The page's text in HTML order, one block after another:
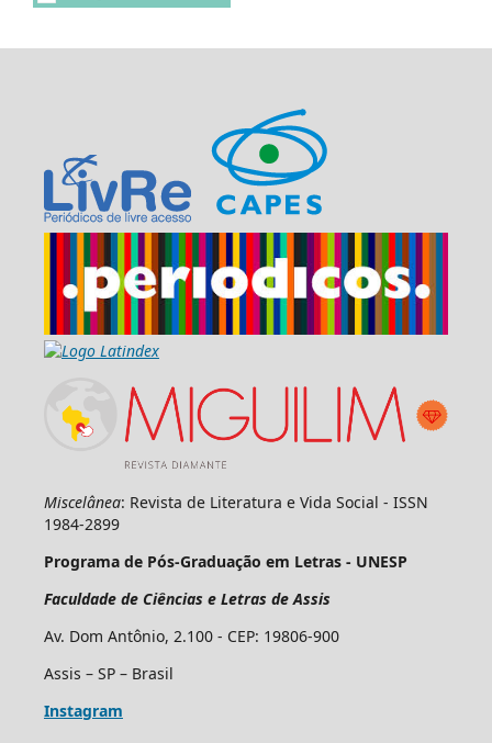
Miscelânea: Revista de Literatura e Vida Social - ISSN
1984-2899
Programa de Pós-Graduação em Letras - UNESP
Faculdade de Ciências e Letras de Assis
Av. Dom Antônio, 2.100 - CEP: 19806-900
Assis – SP – Brasil
Instagram